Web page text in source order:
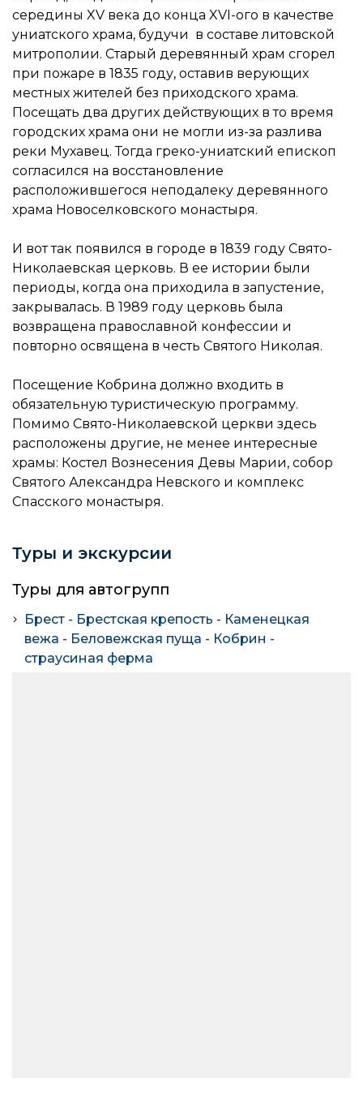
середины XV века до конца XVI-ого в качестве
униатского храма, будучи в составе литовской
митрополии. Старый деревянный храм сгорел
при пожаре в 1835 году, оставив верующих
местных жителей без приходского храма.
Посещать два других действующих в то время
городских храма они не могли из-за разлива
реки Мухавец. Тогда греко-униатский епископ
согласился на восстановление
расположившегося неподалеку деревянного
храма Новоселковского монастыря.
И вот так появился в городе в 1839 году Свято-
Николаевская церковь. В ее истории были
периоды, когда она приходила в запустение,
закрывалась. В 1989 году церковь была
возвращена православной конфессии и
повторно освящена в честь Святого Николая.
Посещение Кобрина должно входить в
обязательную туристическую программу.
Помимо Свято-Николаевской церкви здесь
расположены другие, не менее интересные
храмы: Костел Вознесения Девы Марии, собор
Святого Александра Невского и комплекс
Спасского монастыря.
Туры и экскурсии
Туры для автогрупп
Брест - Брестская крепость - Каменецкая
вежа - Беловежская пуща - Кобрин -
страусиная ферма